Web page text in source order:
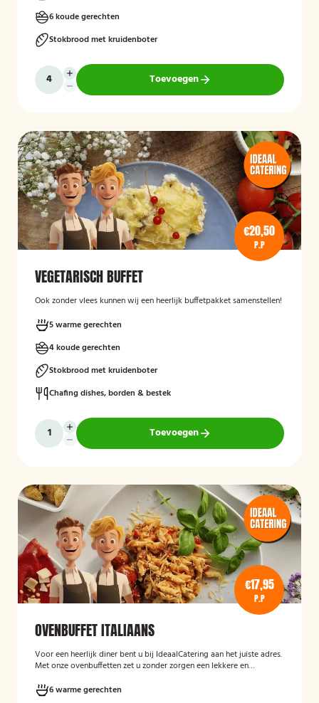
6 koude gerechten
Stokbrood met kruidenboter
Toevoegen
€20,50
P.P
VEGETARISCH BUFFET
Ook zonder vlees kunnen wij een heerlijk buffetpakket samenstellen!
5 warme gerechten
4 koude gerechten
Stokbrood met kruidenboter
Chafing dishes, borden & bestek
Toevoegen
€17,95
P.P
OVENBUFFET ITALIAANS
Voor een heerlijk diner bent u bij IdeaalCatering aan het juiste adres.
Met onze ovenbuffetten zet u zonder zorgen een lekkere en
twaalf personen is een ovenbuffet Ideaal!
6 warme gerechten